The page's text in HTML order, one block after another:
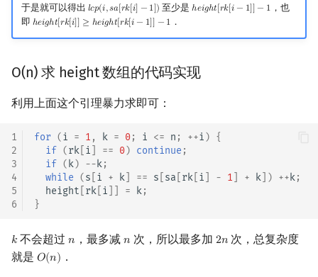
于是就可以得出 𝑙𝑐𝑝(𝑖,𝑠𝑎[𝑟𝑘[𝑖] − 1])
lcp(i,sa[rk[i] 1] ) 至少是ℎ𝑒𝑖𝑔ℎ𝑡[𝑟𝑘[𝑖 − 1]] − 1
height[rk[i −1 ]]−1
，也
即 ℎ𝑒𝑖𝑔ℎ𝑡[𝑟𝑘[𝑖]] ≥ ℎ𝑒𝑖𝑔ℎ𝑡[𝑟𝑘[𝑖 − 1]] − 1
height[rk[i] ≥height[rk[i− 1]] −1 ．
O(n) 求 height 数组的代码实现
利用上面这个引理暴力求即可：
1
2
3
4
5
6
for (i = 1 , k = 0; i <= n ; ++i) {
if (rk i == 0) continue ;
if ( k) -- k;
while (s i + k == s sa rk i - 1 + k ]) ++ k;
height rk i = k;
}
𝑘
k 不会超过𝑛
n ，最多减 𝑛
n 次，所以最多加 2𝑛
2n 次，总复杂度
就是 𝑂(𝑛)
O(n) ．